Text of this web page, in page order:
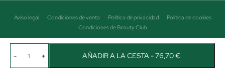
- + AÑADIR A LA CESTA - 76,70 €
Aviso legal Condiciones de venta Política de privacidad
Política de cookies
Condiciones de Beauty Club
Avenida Puigcerda Nº7 08185 Lliça de Vall Email: info@perfumeriajulia.es Teléfono: +34